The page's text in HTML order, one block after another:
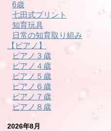
6歳
七田式プリント
知育玩具
日常の知育取り組み
【ピアノ】
ピアノ３歳
ピアノ４歳
ピアノ５歳
ピアノ６歳
ピアノ７歳
ピアノ８歳
2026年8月